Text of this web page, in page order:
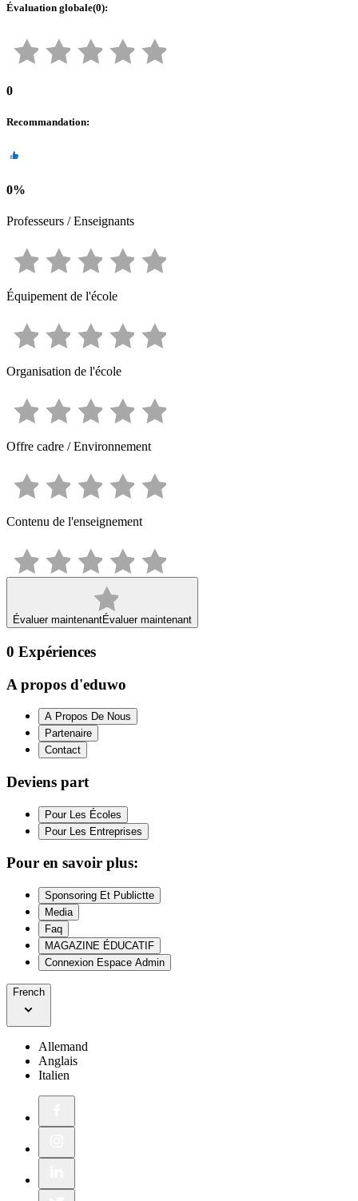
Évaluation globale(0):
0
Recommandation:
0%
Professeurs / Enseignants
Équipement de l'école
Organisation de l'école
Offre cadre / Environnement
Contenu de l'enseignement
Évaluer maintenantÉvaluer maintenant
0 Expériences
A propos d'eduwo
A Propos De Nous
Partenaire
Contact
Deviens part
Pour Les Écoles
Pour Les Entreprises
Pour en savoir plus:
Sponsoring Et Publictte
Media
Faq
MAGAZINE ÉDUCATIF
Connexion Espace Admin
French
Allemand
Anglais
Italien